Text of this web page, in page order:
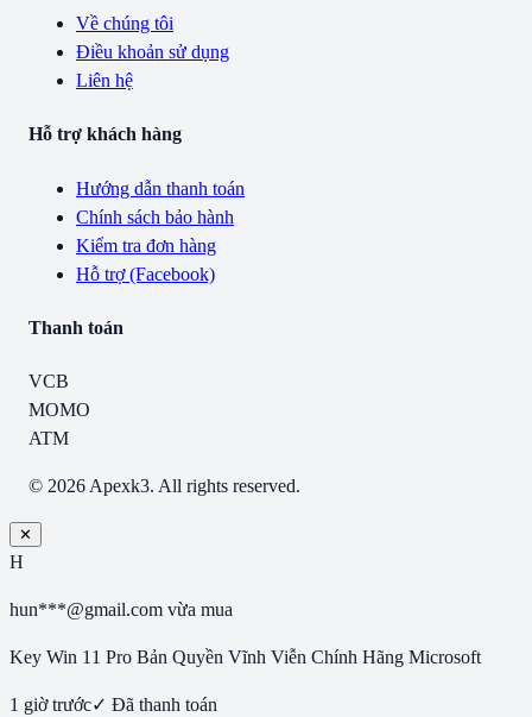
Về chúng tôi
Điều khoản sử dụng
Liên hệ
Hỗ trợ khách hàng
Hướng dẫn thanh toán
Chính sách bảo hành
Kiểm tra đơn hàng
Hỗ trợ (Facebook)
Thanh toán
VCB
MOMO
ATM
© 2026 Apexk3. All rights reserved.
✕
H
hun***@gmail.com vừa mua
Key Win 11 Pro Bản Quyền Vĩnh Viễn Chính Hãng Microsoft
1 giờ trước✓ Đã thanh toán